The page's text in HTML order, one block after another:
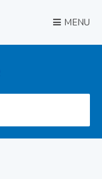
MENU